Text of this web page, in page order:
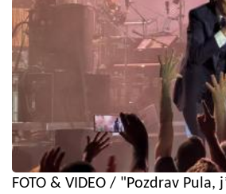
FOTO & VIDEO / "Pozdrav